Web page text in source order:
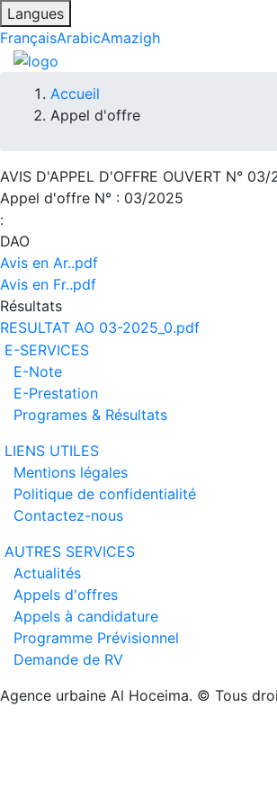
Langues
FrançaisArabicAmazigh
Fil
d'Ariane
Accueil
Appel d'offre
AVIS D'APPEL D'OFFRE OUVERT N°
Appel d'offre N° : 03/2025
:
DAO
Avis en Ar..pdf
Avis en Fr..pdf
Résultats
RESULTAT AO 03-2025_0.pdf
E-SERVICES
E-Note
E-Prestation
Programes & Résultats
LIENS UTILES
Mentions légales
Politique de confidentialité
Contactez-nous
AUTRES SERVICES
Actualités
Appels d'offres
Appels à candidature
Programme Prévisionnel
Demande de RV
Agence urbaine Al Hoceima. © Tous